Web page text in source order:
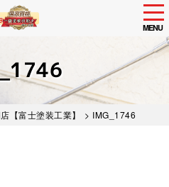
MENU
【富士塗装工業】 > IMG_1746